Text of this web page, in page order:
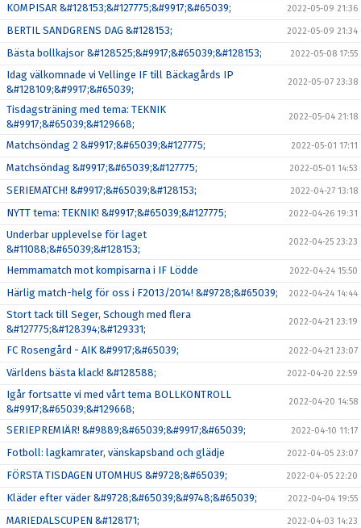
KOMPISAR &#128153;&#127775;&#9917;&#65039; 2022-05-09 21:36
BERTIL SANDGRENS DAG &#128153; 2022-05-09 21:34
Bästa bollkajsor &#128525;&#9917;&#65039;&#128153; 2022-05-08 17:55
Idag välkomnade vi Vellinge IF till Bäckagårds IP
&#128109;&#9917;&#65039;
2022-05-07 23:38
Tisdagsträning med tema: TEKNIK
&#9917;&#65039;&#129668;
2022-05-04 21:18
Matchsöndag 2 &#9917;&#65039;&#127775; 2022-05-01 17:11
Matchsöndag &#9917;&#65039;&#127775; 2022-05-01 14:53
SERIEMATCH! &#9917;&#65039;&#128153; 2022-04-27 13:18
NYTT tema: TEKNIK! &#9917;&#65039;&#127775; 2022-04-26 19:31
Underbar upplevelse för laget
&#11088;&#65039;&#128153;
2022-04-25 23:23
Hemmamatch mot kompisarna i IF Lödde 2022-04-24 15:50
Härlig match-helg för oss i F2013/2014! &#9728;&#65039; 2022-04-24 14:44
Stort tack till Seger, Schough med flera
&#127775;&#128394;&#129331;
2022-04-21 23:19
FC Rosengård - AIK &#9917;&#65039; 2022-04-21 23:07
Världens bästa klack! &#128588; 2022-04-20 22:59
Igår fortsatte vi med vårt tema BOLLKONTROLL
&#9917;&#65039;&#129668;
2022-04-20 14:58
SERIEPREMIÄR! &#9889;&#65039;&#9917;&#65039; 2022-04-10 11:17
Fotboll: lagkamrater, vänskapsband och glädje 2022-04-05 23:07
FÖRSTA TISDAGEN UTOMHUS &#9728;&#65039; 2022-04-05 22:20
Kläder efter väder &#9728;&#65039;&#9748;&#65039; 2022-04-04 19:55
MARIEDALSCUPEN &#128171; 2022-04-03 14:23